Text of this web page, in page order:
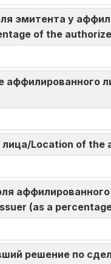
эмитента у
of the
Location of the
(as a
решение по